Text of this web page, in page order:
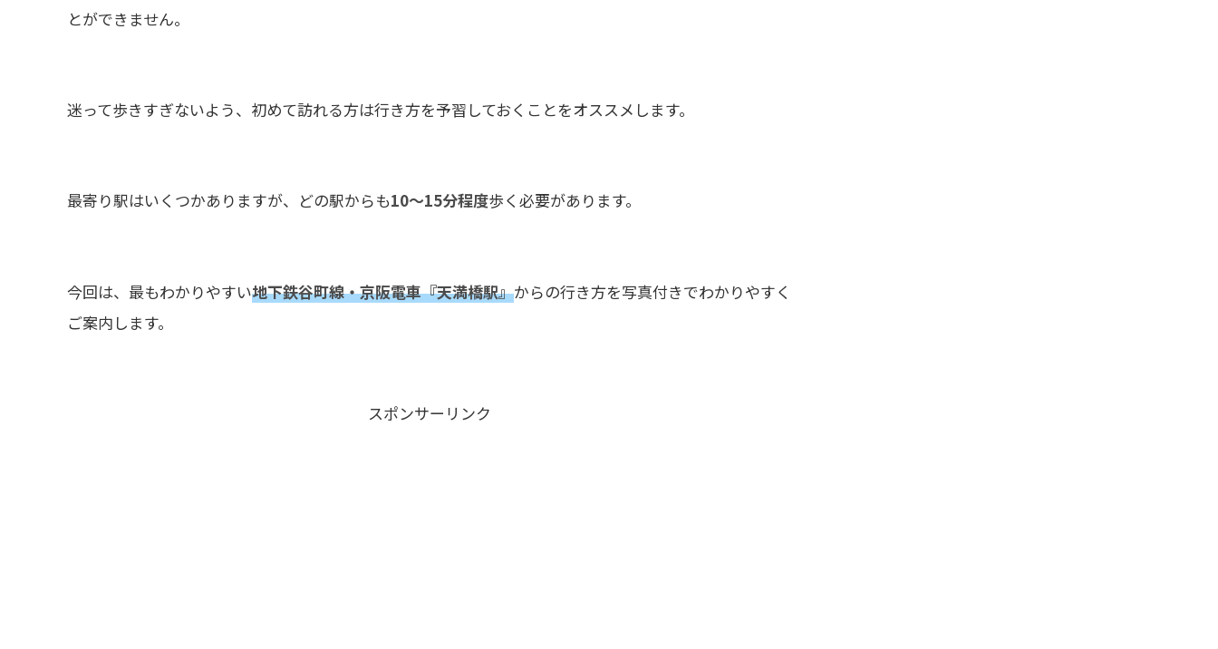
とができません。
迷って歩きすぎないよう、初めて訪れる方は行き方を予習しておくことをオススメします。
最寄り駅はいくつかありますが、どの駅からも10～15分程度歩く必要があります。
今回は、最もわかりやすい地下鉄谷町線・京阪電車『天満橋駅』からの行き方を写真付きでわかりやすく
ご案内します。
スポンサーリンク